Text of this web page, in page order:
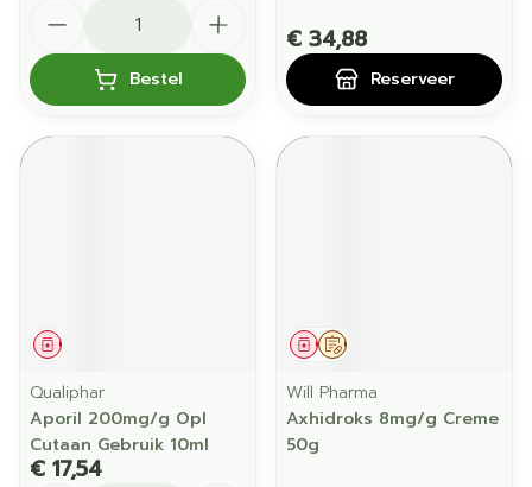
Bestel
€ 34,88
Reserveer
Geneesmiddel
Qualiphar
Aporil 200mg/g Opl
Cutaan Gebruik 10ml
€ 17,54
Op voorschrift
Geneesmiddel
Will Pharma
Axhidroks 8mg/g Creme
50g